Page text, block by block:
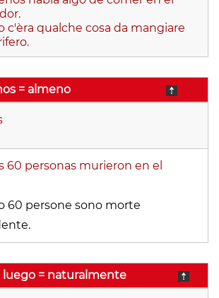
c'èra qualche cosa da mangiare
= almeno
60 personas murieron en el
60 persone sono morte
luego = naturalmente